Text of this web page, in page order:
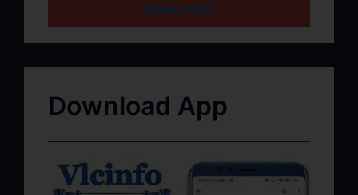
HOME PAGE
Download App